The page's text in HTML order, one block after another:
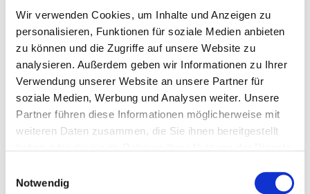
Wir verwenden Cookies, um Inhalte und Anzeigen zu
personalisieren, Funktionen für soziale Medien anbieten
zu können und die Zugriffe auf unsere Website zu
analysieren. Außerdem geben wir Informationen zu Ihrer
Verwendung unserer Website an unsere Partner für
soziale Medien, Werbung und Analysen weiter. Unsere
Partner führen diese Informationen möglicherweise mit
weiteren Daten zusammen, die Sie ihnen bereitgestellt
Notwendig
red / 29.8.2019
Interessantes Thema?
Teilen Sie diesen Artikel mit Kolleginnen und Kollegen: